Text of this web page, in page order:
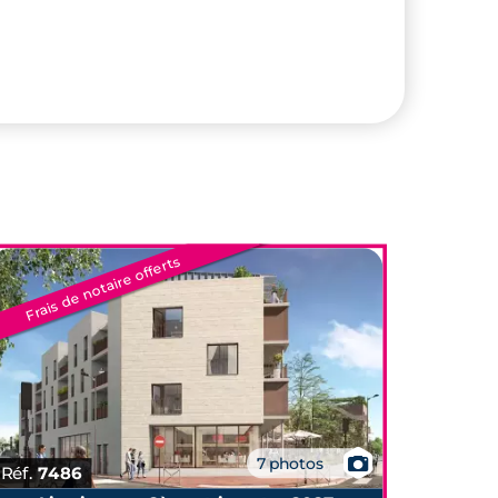
Frais de notaire offerts
Réf.7486
7 photos 📷